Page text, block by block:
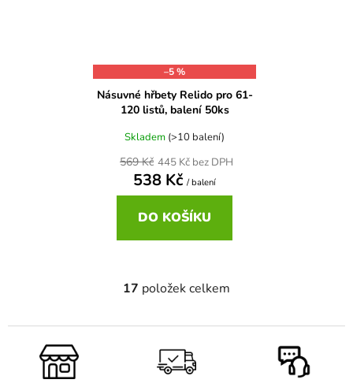
–5 %
Násuvné hřbety Relido pro 61-
120 listů, balení 50ks
Skladem (>10 balení)
445 Kč bez DPH
538 Kč / balení
569 Kč
DO KOŠÍKU
O
l
á
d
17 položek celkem